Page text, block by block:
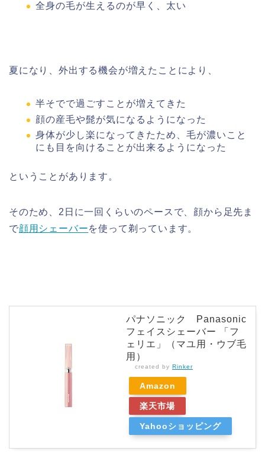
全身の毛が生えるのが早く、太い
夏になり、外出する機会が増えたことにより、
半そでで過ごすことが増えてきた
顔の産毛や髭が気になるようになった
身体が少し楽になってきたため、毛が濃いこと
にも目を向けることが出来るようになった
ということがあります。
そのため、2日に一回くらいのペースで、顔から足先ま
で顔用シェーバーを使って剃っています。
パナソニック Panasonic
フェイスシェーバー 「フ
ェリエ」（マユ用・ウブ毛
用）
created by Rinker
Amazon
楽天市場
Yahooショッピング